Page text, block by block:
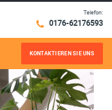
Telefon:
0176-62176593
KONTAKTIEREN SIE UNS